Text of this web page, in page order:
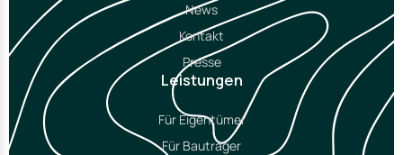
News
Kontakt
Presse
Leistungen
Für Eigentümer
Für Bauträger